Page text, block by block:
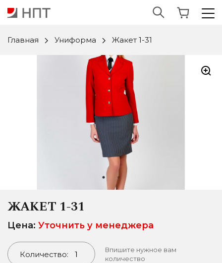
Главная Униформа Жакет 1-31
ЖАКЕТ 1-31
Цена: Уточнить у менеджера
Количество:
Впишите нужное вам
количество